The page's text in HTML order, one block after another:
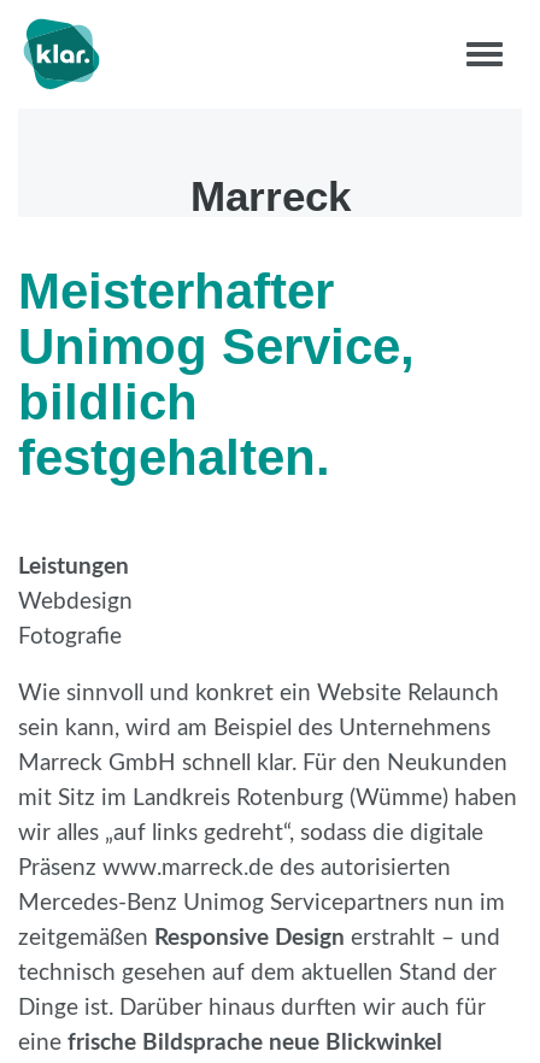
Marreck
Meisterhafter
Unimog Service,
bildlich
festgehalten.
Leistungen
Webdesign
Fotografie
Wie sinnvoll und konkret ein Website Relaunch
sein kann, wird am Beispiel des Unternehmens
Marreck GmbH schnell klar. Für den Neukunden
mit Sitz im Landkreis Rotenburg (Wümme) haben
wir alles „auf links gedreht“, sodass die digitale
Präsenz www.marreck.de des autorisierten
Mercedes-Benz Unimog Servicepartners nun im
zeitgemäßen Responsive Design erstrahlt – und
technisch gesehen auf dem aktuellen Stand der
Dinge ist. Darüber hinaus durften wir auch für
eine frische Bildsprache neue Blickwinkel